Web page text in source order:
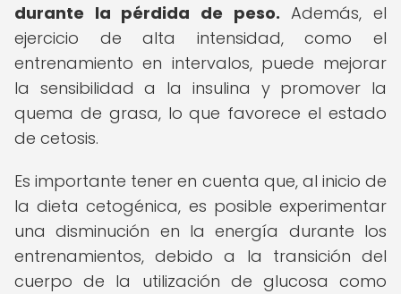
durante la pérdida de peso. Además, el
ejercicio de alta intensidad, como el
entrenamiento en intervalos, puede mejorar
la sensibilidad a la insulina y promover la
quema de grasa, lo que favorece el estado
de cetosis.
Es importante tener en cuenta que, al inicio de
la dieta cetogénica, es posible experimentar
una disminución en la energía durante los
entrenamientos, debido a la transición del
cuerpo de la utilización de glucosa como